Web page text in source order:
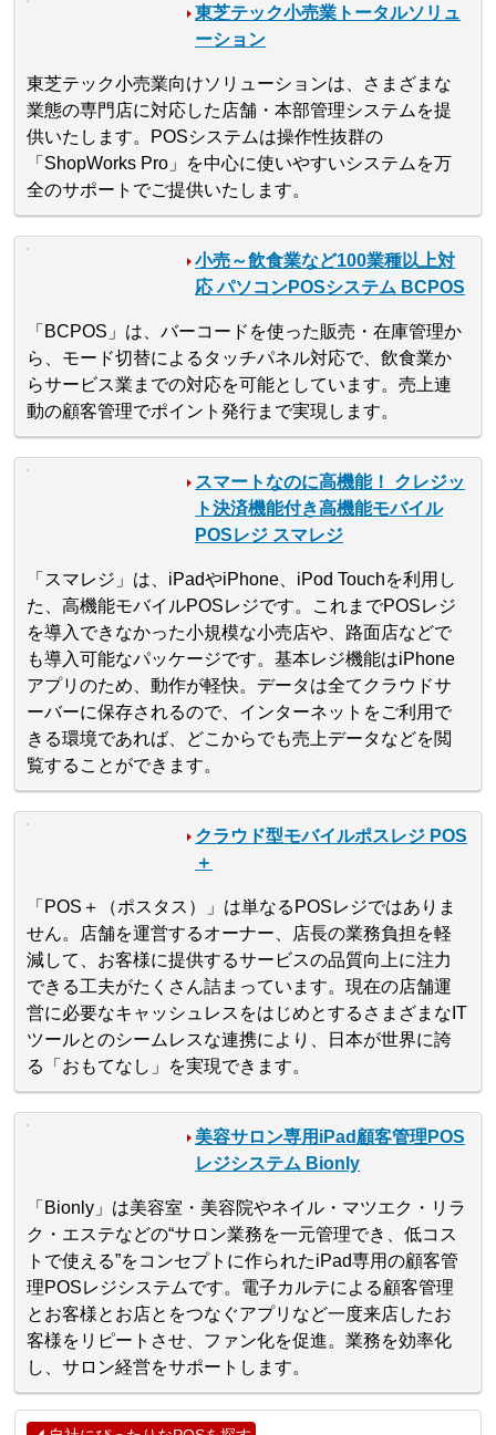
東芝テック小売業トータルソリュ
ーション
東芝テック小売業向けソリューションは、さまざまな
業態の専門店に対応した店舗・本部管理システムを提
供いたします。POSシステムは操作性抜群の
「ShopWorks Pro」を中心に使いやすいシステムを万
全のサポートでご提供いたします。
小売～飲食業など100業種以上対
応 パソコンPOSシステム BCPOS
「BCPOS」は、バーコードを使った販売・在庫管理か
ら、モード切替によるタッチパネル対応で、飲食業か
らサービス業までの対応を可能としています。売上連
動の顧客管理でポイント発行まで実現します。
スマートなのに高機能！ クレジッ
ト決済機能付き高機能モバイル
POSレジ スマレジ
「スマレジ」は、iPadやiPhone、iPod Touchを利用し
た、高機能モバイルPOSレジです。これまでPOSレジ
を導入できなかった小規模な小売店や、路面店などで
も導入可能なパッケージです。基本レジ機能はiPhone
アプリのため、動作が軽快。データは全てクラウドサ
ーバーに保存されるので、インターネットをご利用で
きる環境であれば、どこからでも売上データなどを閲
覧することができます。
クラウド型モバイルポスレジ POS
＋
「POS＋（ポスタス）」は単なるPOSレジではありま
せん。店舗を運営するオーナー、店長の業務負担を軽
減して、お客様に提供するサービスの品質向上に注力
できる工夫がたくさん詰まっています。現在の店舗運
営に必要なキャッシュレスをはじめとするさまざまなIT
ツールとのシームレスな連携により、日本が世界に誇
る「おもてなし」を実現できます。
美容サロン専用iPad顧客管理POS
レジシステム Bionly
「Bionly」は美容室・美容院やネイル・マツエク・リラ
ク・エステなどの“サロン業務を一元管理でき、低コス
トで使える”をコンセプトに作られたiPad専用の顧客管
理POSレジシステムです。電子カルテによる顧客管理
とお客様とお店とをつなぐアプリなど一度来店したお
客様をリピートさせ、ファン化を促進。業務を効率化
し、サロン経営をサポートします。